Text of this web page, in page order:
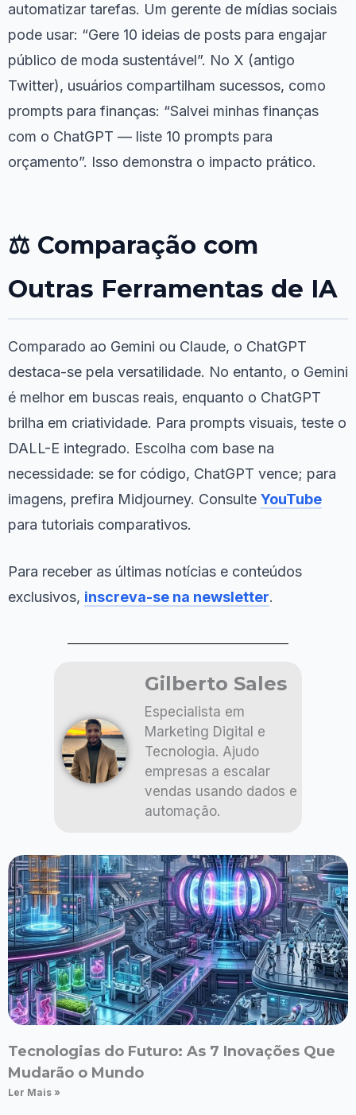
automatizar tarefas. Um gerente de mídias sociais
pode usar: “Gere 10 ideias de posts para engajar
público de moda sustentável”. No X (antigo
Twitter), usuários compartilham sucessos, como
prompts para finanças: “Salvei minhas finanças
com o ChatGPT — liste 10 prompts para
orçamento”. Isso demonstra o impacto prático.
⚖️ Comparação com
Outras Ferramentas de IA
Comparado ao Gemini ou Claude, o ChatGPT
destaca-se pela versatilidade. No entanto, o Gemini
é melhor em buscas reais, enquanto o ChatGPT
brilha em criatividade. Para prompts visuais, teste o
DALL-E integrado. Escolha com base na
necessidade: se for código, ChatGPT vence; para
imagens, prefira Midjourney. Consulte YouTube
para tutoriais comparativos.
Para receber as últimas notícias e conteúdos
exclusivos, inscreva-se na newsletter.
Gilberto Sales
Especialista em
Marketing Digital e
Tecnologia. Ajudo
empresas a escalar
vendas usando dados e
automação.
Tecnologias do Futuro: As 7 Inovações Que
Mudarão o Mundo
Ler Mais »